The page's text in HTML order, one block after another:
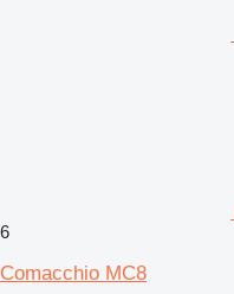
6
Comacchio MC8